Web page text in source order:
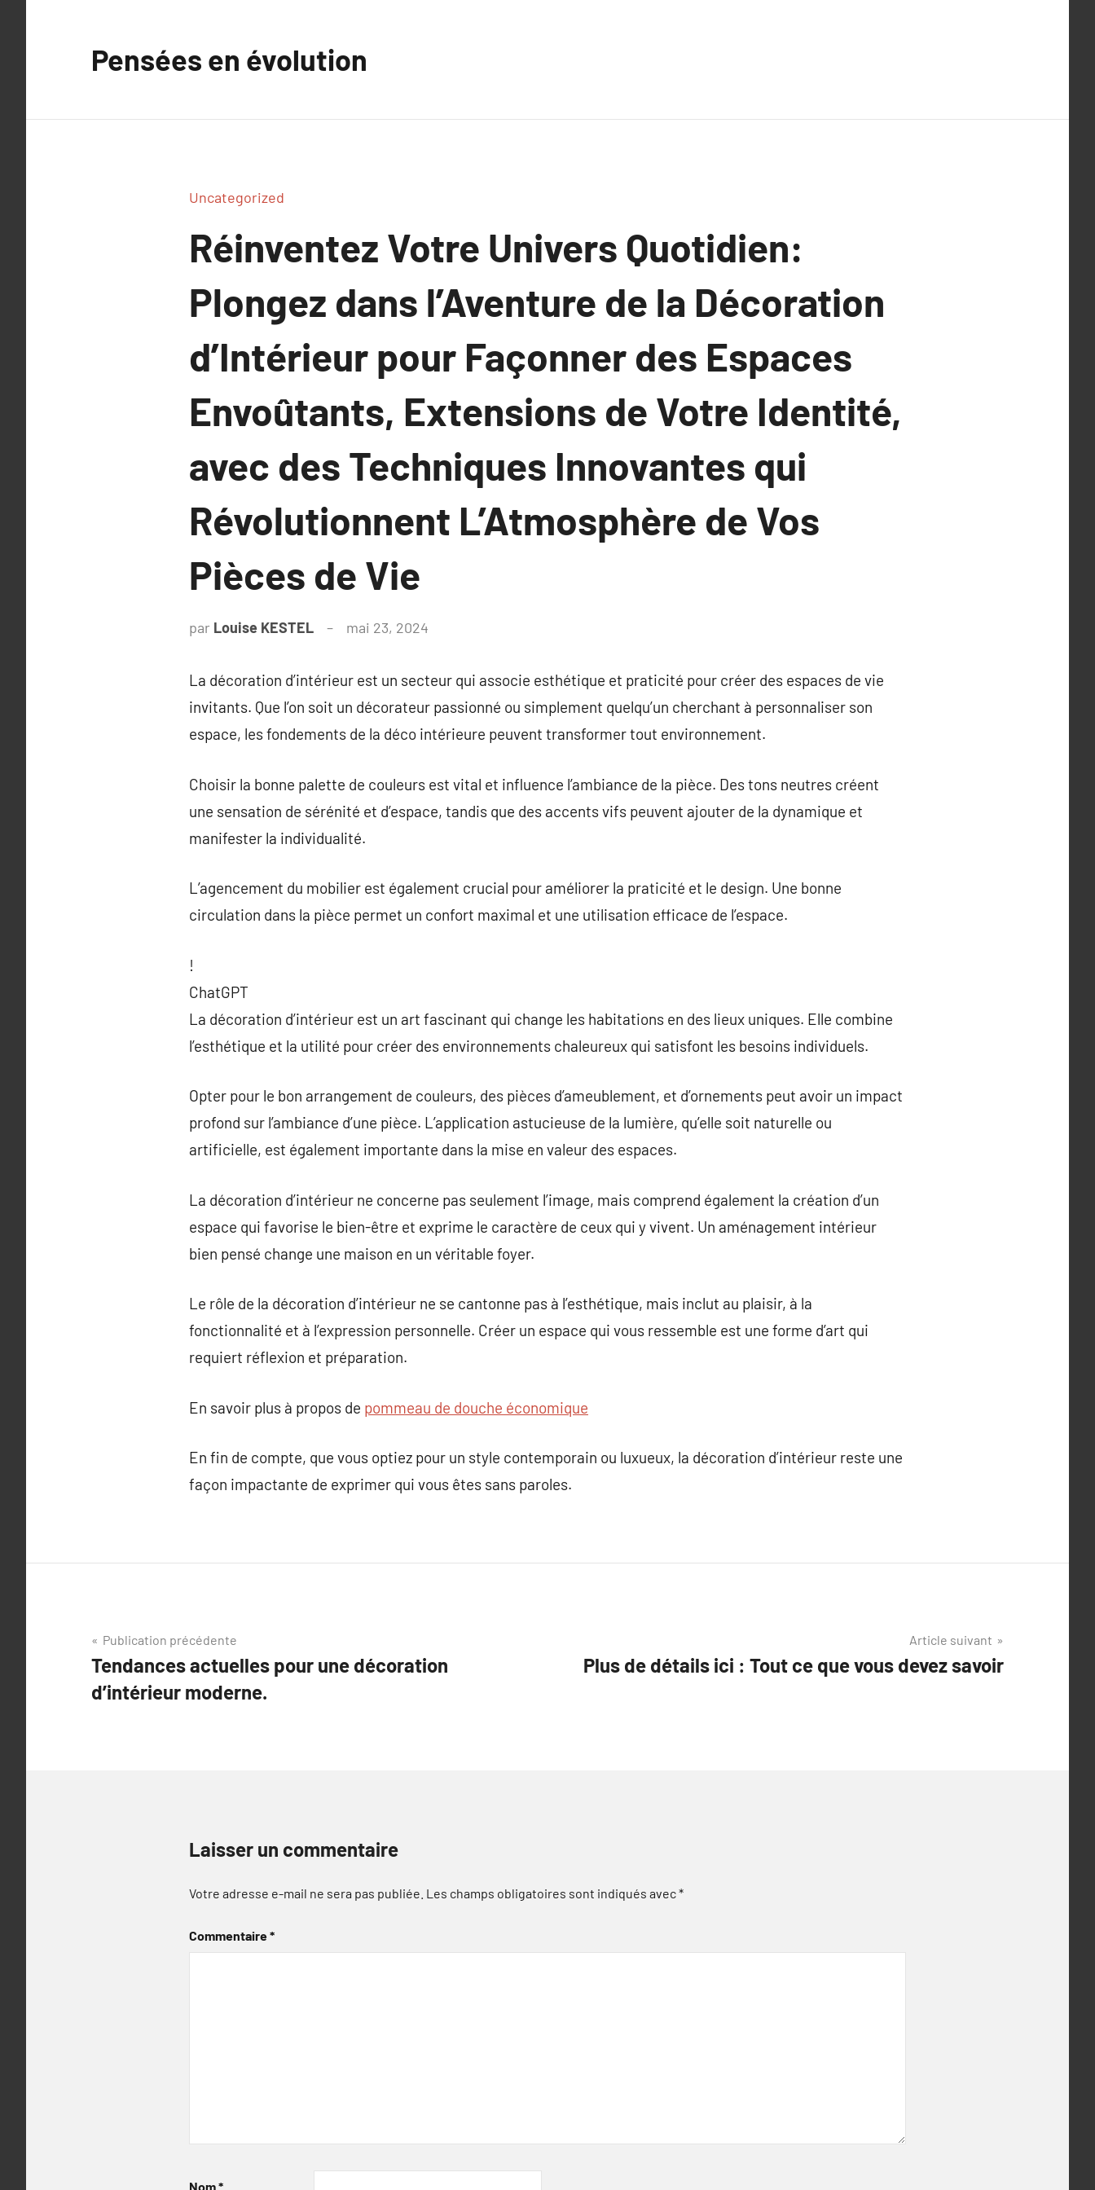
Pensées en évolution
Uncategorized
Réinventez Votre Univers Quotidien:
Plongez dans l’Aventure de la Décoration
d’Intérieur pour Façonner des Espaces
Envoûtants, Extensions de Votre Identité,
avec des Techniques Innovantes qui
Révolutionnent L’Atmosphère de Vos
Pièces de Vie
par Louise KESTEL mai 23, 2024
La décoration d’intérieur est un secteur qui associe esthétique et praticité pour créer des espaces de vie
invitants. Que l’on soit un décorateur passionné ou simplement quelqu’un cherchant à personnaliser son
espace, les fondements de la déco intérieure peuvent transformer tout environnement.
Choisir la bonne palette de couleurs est vital et influence l’ambiance de la pièce. Des tons neutres créent
une sensation de sérénité et d’espace, tandis que des accents vifs peuvent ajouter de la dynamique et
manifester la individualité.
L’agencement du mobilier est également crucial pour améliorer la praticité et le design. Une bonne
circulation dans la pièce permet un confort maximal et une utilisation efficace de l’espace.
!
ChatGPT
La décoration d’intérieur est un art fascinant qui change les habitations en des lieux uniques. Elle combine
l’esthétique et la utilité pour créer des environnements chaleureux qui satisfont les besoins individuels.
Opter pour le bon arrangement de couleurs, des pièces d’ameublement, et d’ornements peut avoir un impact
profond sur l’ambiance d’une pièce. L’application astucieuse de la lumière, qu’elle soit naturelle ou
artificielle, est également importante dans la mise en valeur des espaces.
La décoration d’intérieur ne concerne pas seulement l’image, mais comprend également la création d’un
espace qui favorise le bien-être et exprime le caractère de ceux qui y vivent. Un aménagement intérieur
bien pensé change une maison en un véritable foyer.
Le rôle de la décoration d’intérieur ne se cantonne pas à l’esthétique, mais inclut au plaisir, à la
fonctionnalité et à l’expression personnelle. Créer un espace qui vous ressemble est une forme d’art qui
requiert réflexion et préparation.
En savoir plus à propos de pommeau de douche économique
En fin de compte, que vous optiez pour un style contemporain ou luxueux, la décoration d’intérieur reste une
façon impactante de exprimer qui vous êtes sans paroles.
Navigation
de
l’article
Publication précédente
Tendances actuelles pour une décoration
d’intérieur moderne.
Article suivant
Plus de détails ici : Tout ce que vous devez savoir
Laisser un commentaire
Votre adresse e-mail ne sera pas publiée. Les champs obligatoires sont indiqués avec*
Commentaire*
Nom*